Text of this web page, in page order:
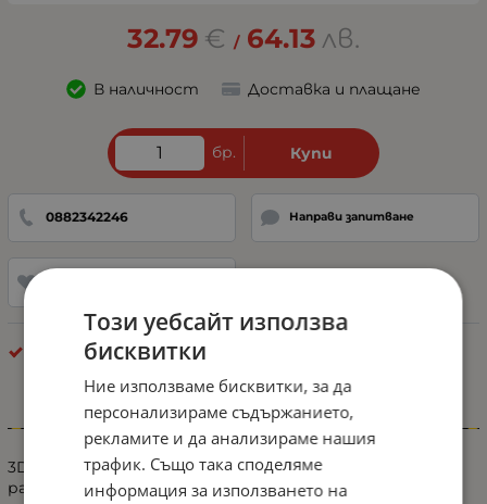
32.79 € / 64.13 лв.
В наличност Доставка и плащане
бр. Купи
0882342246 Направи запитване
Стелки
Информация
3D Гумени стелки за купе Erpassan - индивидуални за
различните модели автомобили.
Този уебсайт използва
бисквитки
Ние използваме бисквитки, за да
персонализираме съдържанието,
рекламите и да анализираме нашия
трафик. Също така споделяме
информация за използването на